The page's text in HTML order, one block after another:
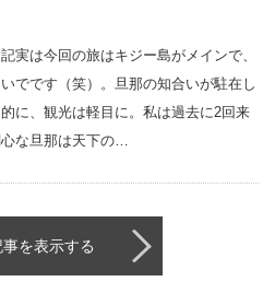
実は今回の旅はキジー島がメインで、
でです（笑）。旦那の知合いが駐在し
に、観光は軽目に。私は過去に2回来
な旦那は天下の…
を表示する